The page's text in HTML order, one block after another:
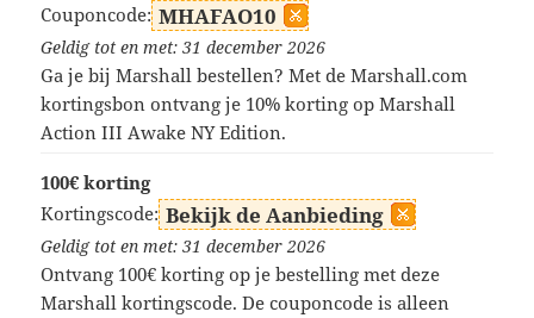
Couponcode: MHAFAO10
Geldig tot en met: 31 december 2026
Ga je bij Marshall bestellen? Met de Marshall.com
kortingsbon ontvang je 10% korting op Marshall
Action III Awake NY Edition.
100€ korting
Kortingscode: Bekijk de Aanbieding
Geldig tot en met: 31 december 2026
Ontvang 100€ korting op je bestelling met deze
Marshall kortingscode. De couponcode is alleen